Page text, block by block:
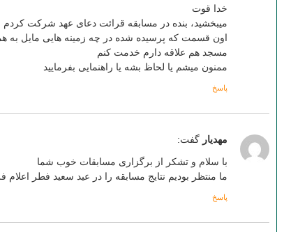
خدا قوت
میبخشید، بنده در مسابقه قرائت دعای عهد شرکت کردم
اون قسمت که پرسیده شده در چه زمینه هایی مایل به
مسجد هم علاقه دارم خدمت کنم
ممنون میشم یا لحاظ بشه یا راهنمایی بفرمایید
پاسخ
مهدیار گفت:
با سلام و تشکر از برگزاری مسابقات خوب شما
ما منتظر بودیم نتایج مسابقه را در عید سعید فطر اعلام
پاسخ